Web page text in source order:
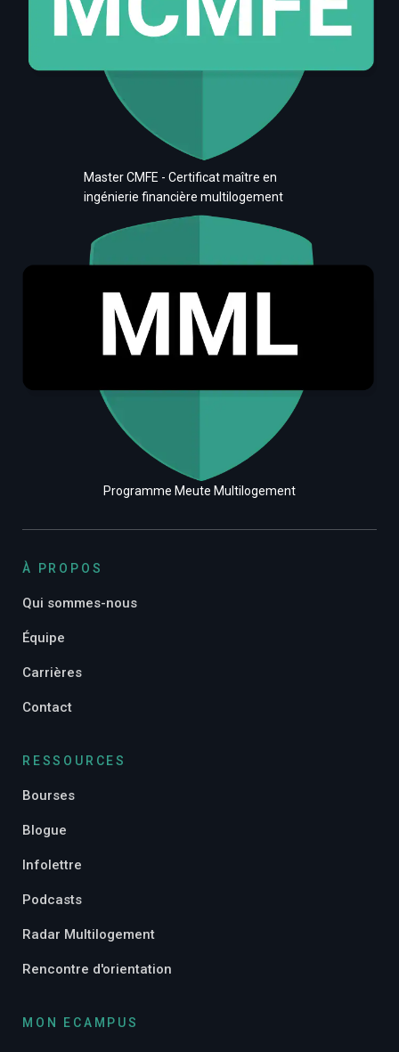
Master CMFE - Certificat maître en
ingénierie financière multilogement
Programme Meute Multilogement
À PROPOS
Qui sommes-nous
Équipe
Carrières
Contact
RESSOURCES
Bourses
Blogue
Infolettre
Podcasts
Radar Multilogement
Rencontre d'orientation
MON ECAMPUS